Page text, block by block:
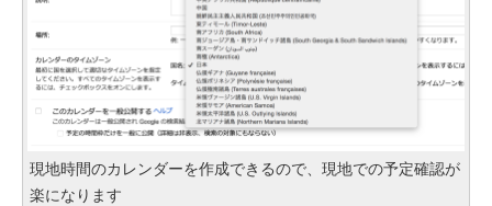
現地時間のカレンダーを作成できるので、現地での予定確認が
楽になります